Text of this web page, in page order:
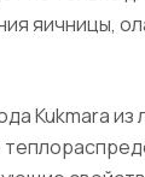
яичницы,
Kukmara